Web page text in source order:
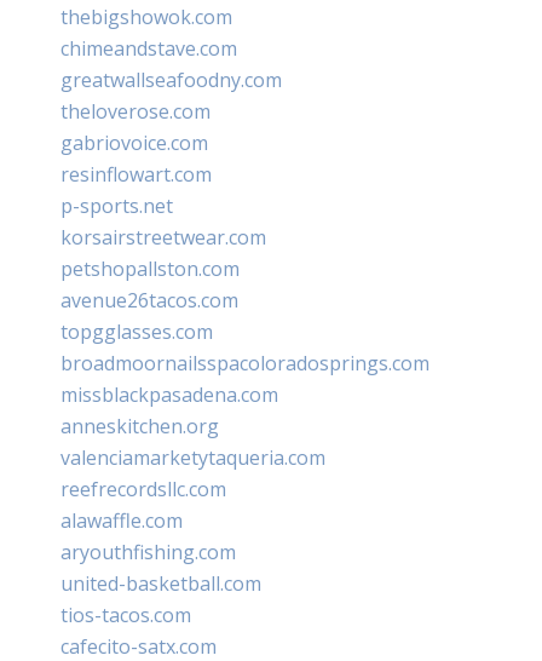
thebigshowok.com
chimeandstave.com
greatwallseafoodny.com
theloverose.com
gabriovoice.com
resinflowart.com
p-sports.net
korsairstreetwear.com
petshopallston.com
avenue26tacos.com
topgglasses.com
broadmoornailsspacoloradosprings.com
missblackpasadena.com
anneskitchen.org
valenciamarketytaqueria.com
reefrecordsllc.com
alawaffle.com
aryouthfishing.com
united-basketball.com
tios-tacos.com
cafecito-satx.com